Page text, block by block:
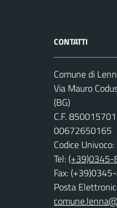
CONTATTI
Comune di
Via Mauro
(BG)
C.F.
00672650165
Codice Univoco:
Tel:(+39)0345-
Fax:
Posta